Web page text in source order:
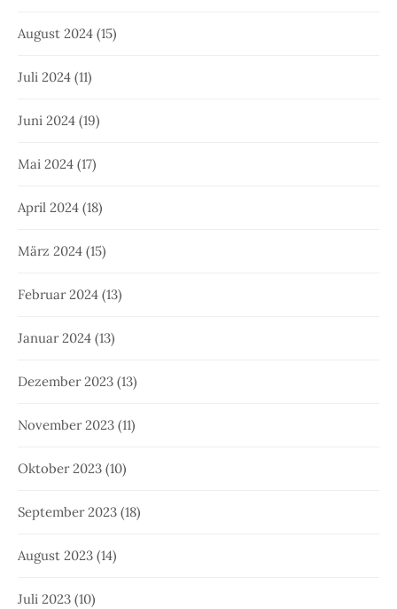
August 2024 (15)
Juli 2024 (11)
Juni 2024 (19)
Mai 2024 (17)
April 2024 (18)
März 2024 (15)
Februar 2024 (13)
Januar 2024 (13)
Dezember 2023 (13)
November 2023 (11)
Oktober 2023 (10)
September 2023 (18)
August 2023 (14)
Juli 2023 (10)